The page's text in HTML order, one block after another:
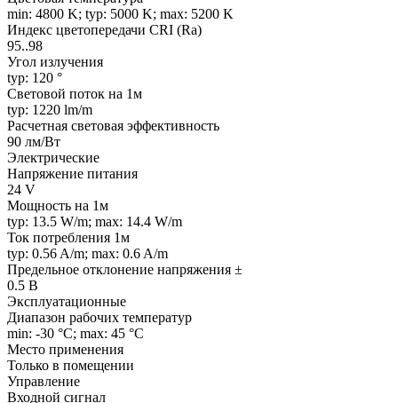
min: 4800 K; typ: 5000 K; max: 5200 K
Индекс цветопередачи CRI (Ra)
95..98
Угол излучения
typ: 120 °
Световой поток на 1м
typ: 1220 lm/m
Расчетная световая эффективность
90 лм/Вт
Электрические
Напряжение питания
24 V
Мощность на 1м
typ: 13.5 W/m; max: 14.4 W/m
Ток потребления 1м
typ: 0.56 A/m; max: 0.6 A/m
Предельное отклонение напряжения ±
0.5 В
Эксплуатационные
Диапазон рабочих температур
min: -30 °C; max: 45 °C
Место применения
Только в помещении
Управление
Входной сигнал